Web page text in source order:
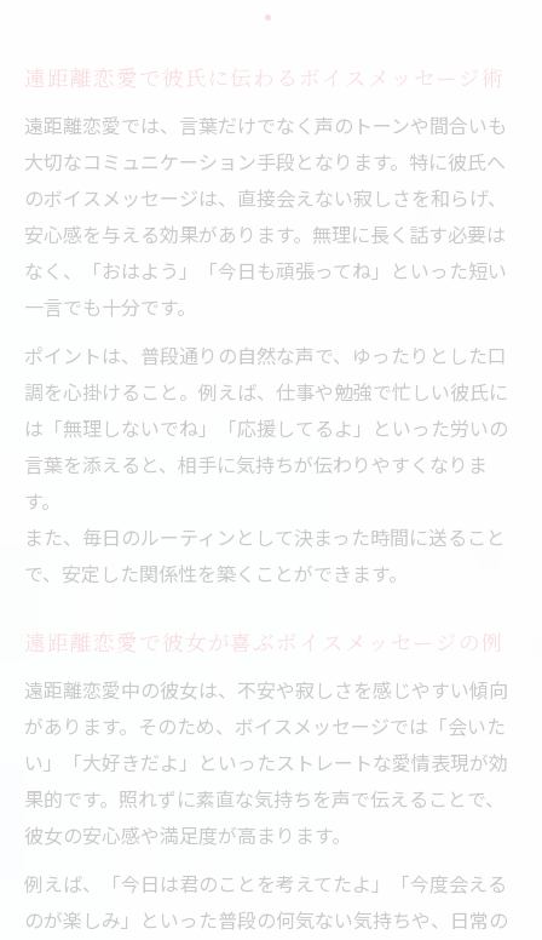
遠距離恋愛で彼氏に伝わるボイスメッセージ術
遠距離恋愛では、言葉だけでなく声のトーンや間合いも
大切なコミュニケーション手段となります。特に彼氏へ
のボイスメッセージは、直接会えない寂しさを和らげ、
安心感を与える効果があります。無理に長く話す必要は
なく、「おはよう」「今日も頑張ってね」といった短い
一言でも十分です。
ポイントは、普段通りの自然な声で、ゆったりとした口
調を心掛けること。例えば、仕事や勉強で忙しい彼氏に
は「無理しないでね」「応援してるよ」といった労いの
言葉を添えると、相手に気持ちが伝わりやすくなりま
す。
また、毎日のルーティンとして決まった時間に送ること
で、安定した関係性を築くことができます。
遠距離恋愛で彼女が喜ぶボイスメッセージの例
遠距離恋愛中の彼女は、不安や寂しさを感じやすい傾向
があります。そのため、ボイスメッセージでは「会いた
い」「大好きだよ」といったストレートな愛情表現が効
果的です。照れずに素直な気持ちを声で伝えることで、
彼女の安心感や満足度が高まります。
例えば、「今日は君のことを考えてたよ」「今度会える
のが楽しみ」といった普段の何気ない気持ちや、日常の